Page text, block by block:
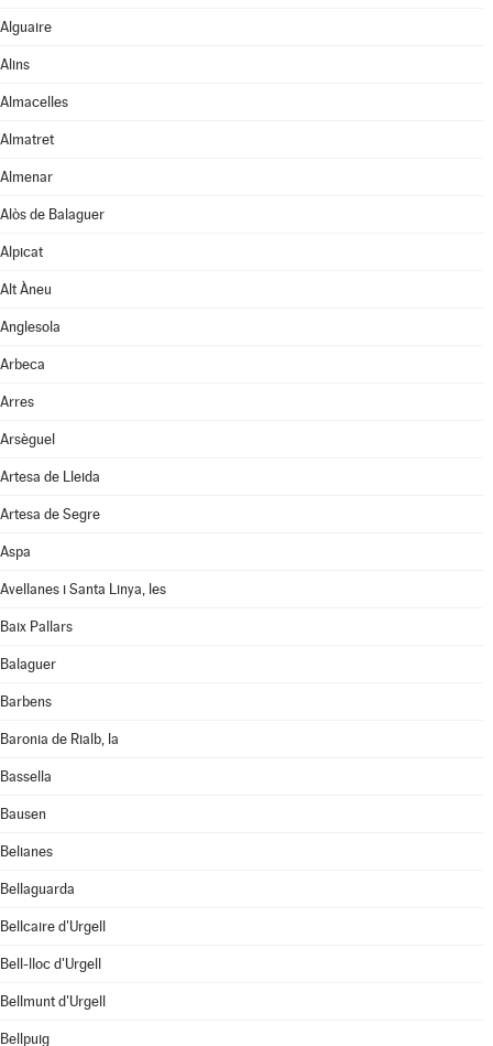
Alguaire
Alins
Almacelles
Almatret
Almenar
Alòs de Balaguer
Alpicat
Alt Àneu
Anglesola
Arbeca
Arres
Arsèguel
Artesa de Lleida
Artesa de Segre
Aspa
Avellanes i Santa Linya, les
Baix Pallars
Balaguer
Barbens
Baronia de Rialb, la
Bassella
Bausen
Belianes
Bellaguarda
Bellcaire d'Urgell
Bell-lloc d'Urgell
Bellmunt d'Urgell
Bellpuig